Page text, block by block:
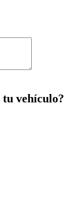
tu vehículo?